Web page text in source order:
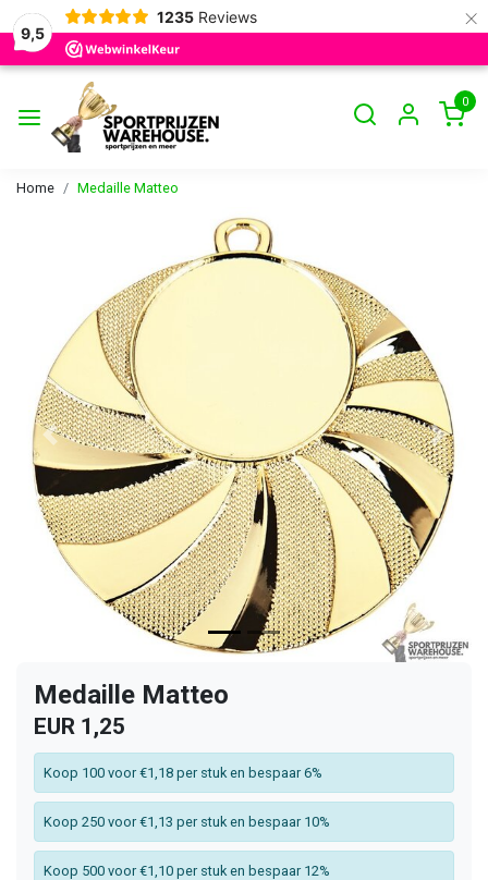
9,5
1235 Reviews ×
0
Home Medaille Matteo
Vorige
Medaille Matteo
EUR 1,25
Koop 100 voor €1,18 per stuk en bespaar 6%
Koop 250 voor €1,13 per stuk en bespaar 10%
Koop 500 voor €1,10 per stuk en bespaar 12%